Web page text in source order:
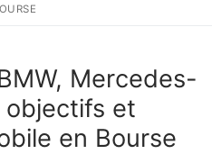
Mercedes-
objectifs et
en Bourse